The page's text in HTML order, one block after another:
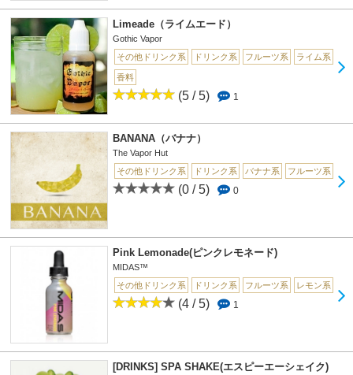
Limeade（ライムエード）
Gothic Vapor
その他ドリンク系
ドリンク系 フルーツ系 ライム系
香料
(5 / 5) 1
BANANA（バナナ）
The Vapor Hut
その他ドリンク系
ドリンク系 バナナ系 フルーツ系
(0 / 5) 0
Pink Lemonade(ピンクレモネード)
MIDAS™
その他ドリンク系
ドリンク系 フルーツ系 レモン系
(4 / 5) 1
[DRINKS] SPA SHAKE(エスピーエーシェイク)